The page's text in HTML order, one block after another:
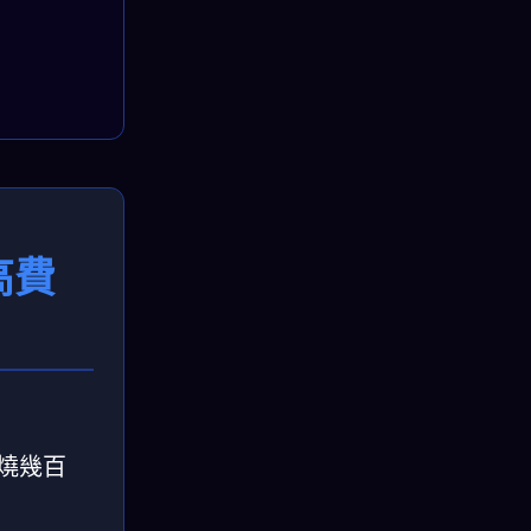
費
幾百